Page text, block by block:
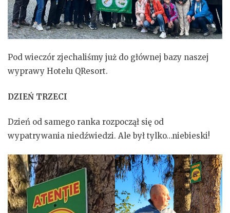
Pod wieczór zjechaliśmy już do głównej bazy naszej
wyprawy Hotelu QResort.
DZIEŃ TRZECI
Dzień od samego ranka rozpoczął się od
wypatrywania niedźwiedzi. Ale był tylko…niebieski!